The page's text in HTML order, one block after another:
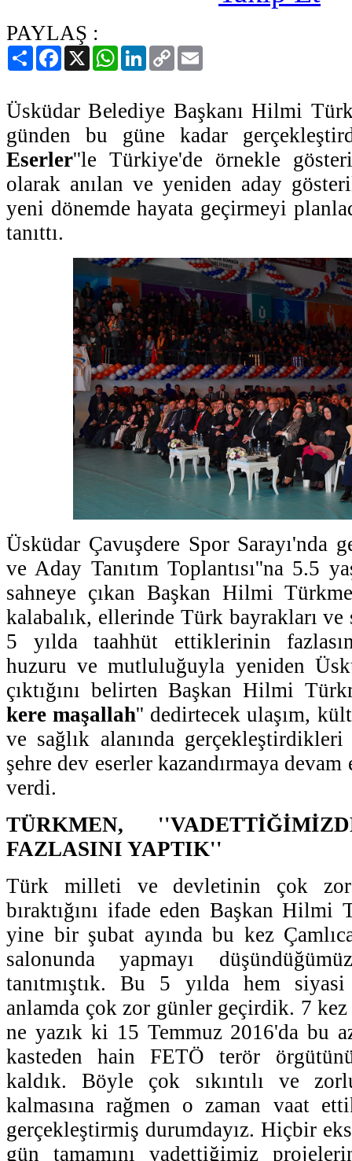
PAYLAŞ :
PaylaşFacebook
X WhatsAppLinkedIn
Copy
Link
Üsküdar Belediye Başkanı Hilmi
günden bu güne kadar
Eserler''le Türkiye'de örnekle
olarak anılan ve yeniden aday
yeni dönemde hayata geçirmeyi
tanıttı.
Üsküdar Çavuşdere Spor Sarayı'nda
ve Aday Tanıtım Toplantısı''na 5.5
sahneye çıkan Başkan Hilmi
kalabalık, ellerinde Türk bayrakları ve
5 yılda taahhüt ettiklerinin
huzuru ve mutluluğuyla yeniden
çıktığını belirten Başkan Hilmi
kere maşallah'' dedirtecek ulaşım,
ve sağlık alanında
şehre dev eserler kazandırmaya
verdi.
TÜRKMEN,
FAZLASINI YAPTIK''
Türk milleti ve devletinin çok
bıraktığını ifade eden Başkan Hilmi
yine bir şubat ayında bu kez
salonunda yapmayı
tanıtmıştık. Bu 5 yılda hem
anlamda çok zor günler geçirdik. 7
ne yazık ki 15 Temmuz 2016'da bu
kasteden hain FETÖ terör
kaldık. Böyle çok sıkıntılı ve
kalmasına rağmen o zaman vaat
gerçekleştirmiş durumdayız. Hiçbir
gün tamamını vadettiğimiz